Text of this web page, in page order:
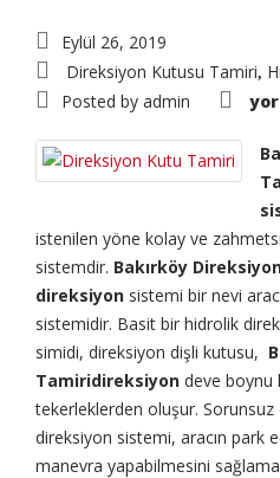
Eylül 26, 2019
Direksiyon Kutusu Tamiri,
Posted by admin
için
istenilen yöne kolay ve
sistemdir. Bakırköy
direksiyon sistemi bir nevi
sistemidir. Basit bir hidrolik
simidi, direksiyon dişli kutusu,
Tamiridireksiyon deve boynu
tekerleklerden oluşur.
direksiyon sistemi, aracın park
manevra yapabilmesini